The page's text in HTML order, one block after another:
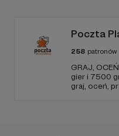
Poczta
258 patronów
GRAJ,
gier i 7500
graj, oceń,